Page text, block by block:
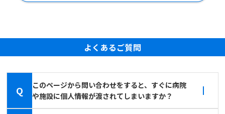
よくあるご質問
Q
このページから問い合わせをすると、すぐに病院
や施設に個人情報が渡されてしまいますか？